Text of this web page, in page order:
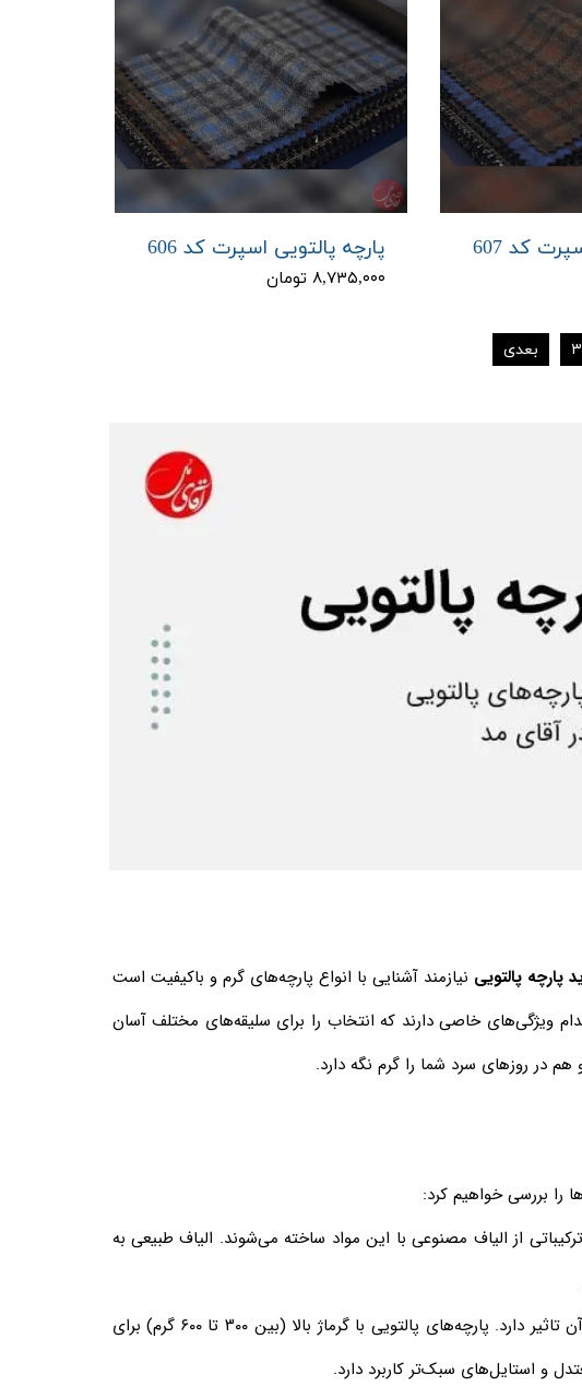
کد 607 پارچه پالتویی اسپرت کد 606
۸,۷۳۵,۰۰۰ تومان
۳ بعدی
پارچه پالتویی نیازمند آشنایی با انواع پارچه‌های گرم و باکیفیت است
ویژگی‌های خاصی دارند که انتخاب را برای سلیقه‌های مختلف آسان
در روزهای سرد شما را گرم نگه دارد.
را بررسی خواهیم کرد:
از الیاف مصنوعی با این مواد ساخته می‌شوند. الیاف طبیعی به
وزن پارچه یا گرماژ، میزان تراکم الیاف در واحد سطح است که مستقیما بر گرما و ضخامت آن تاثیر دارد. پارچه‌های پالتویی با گرماژ بالا (بین ۳۰۰ تا ۶۰۰ گرم) برای
و استایل‌های سبک‌تر کاربرد دارد.